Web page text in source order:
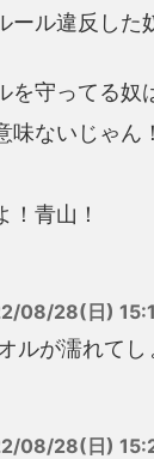
ール違反した
を守ってる奴
味ないじゃん！
！青山！
08/28(日)
ルが濡れて
08/28(日)